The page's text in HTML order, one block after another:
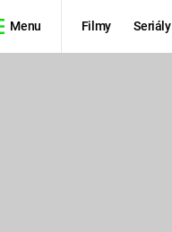
Menu Filmy Seriály